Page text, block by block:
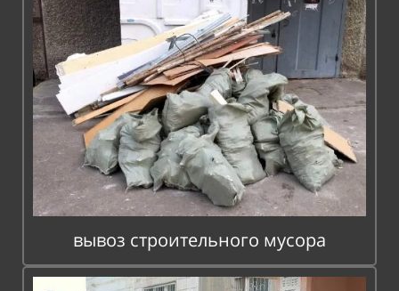
вывоз строительного мусора